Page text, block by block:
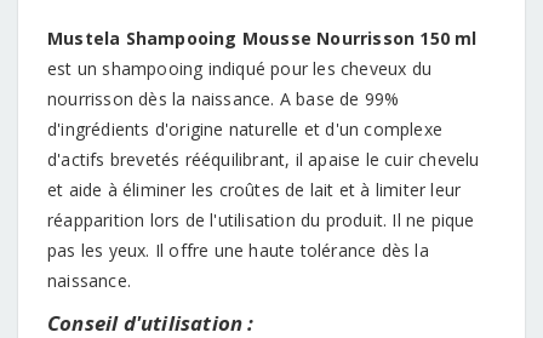
Mustela Shampooing Mousse Nourrisson 150 ml
est un shampooing indiqué pour les cheveux du
nourrisson dès la naissance. A base de 99%
d'ingrédients d'origine naturelle et d'un complexe
d'actifs brevetés rééquilibrant, il apaise le cuir chevelu
et aide à éliminer les croûtes de lait et à limiter leur
réapparition lors de l'utilisation du produit. Il ne pique
pas les yeux. Il offre une haute tolérance dès la
naissance.
Conseil d'utilisation :